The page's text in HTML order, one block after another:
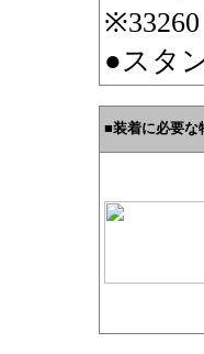
●スタ
■装着に必要な